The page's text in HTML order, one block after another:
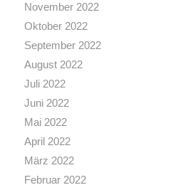
November 2022
Oktober 2022
September 2022
August 2022
Juli 2022
Juni 2022
Mai 2022
April 2022
März 2022
Februar 2022